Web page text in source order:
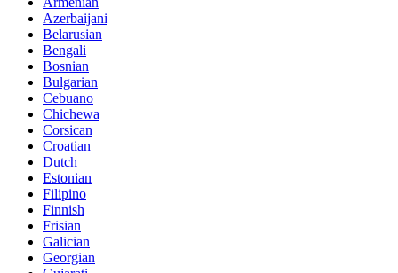
Azerbaijani
Belarusian
Bengali
Bosnian
Bulgarian
Cebuano
Chichewa
Corsican
Croatian
Dutch
Estonian
Filipino
Finnish
Frisian
Galician
Georgian